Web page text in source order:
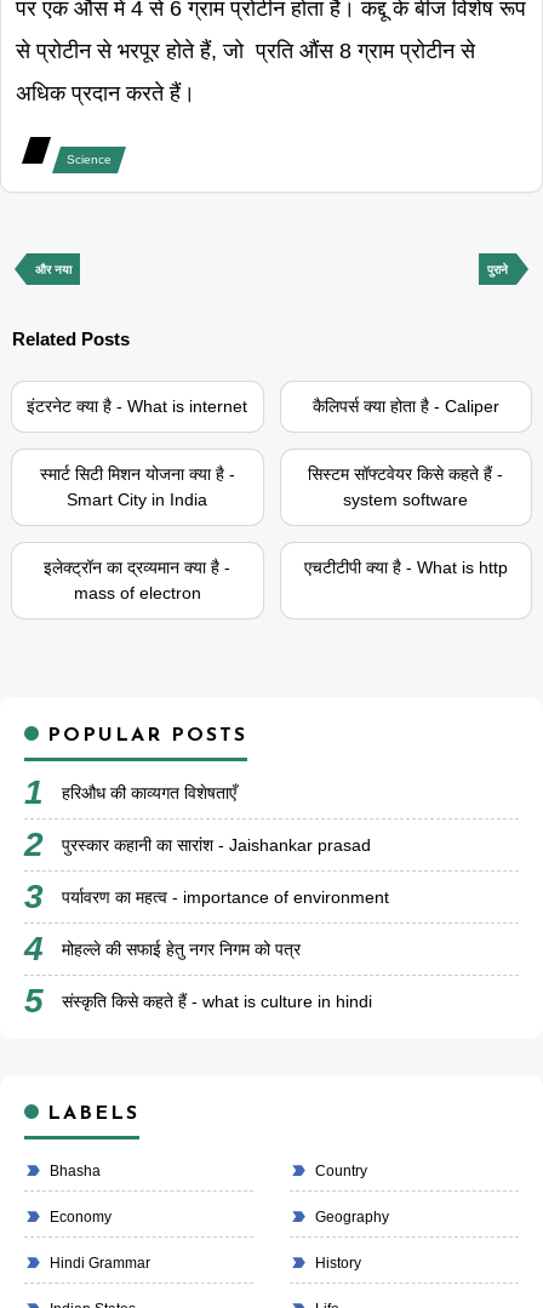
पर एक औंस में 4 से 6 ग्राम प्रोटीन होता है। कद्दू के बीज विशेष रूप
से प्रोटीन से भरपूर होते हैं, जो प्रति औंस 8 ग्राम प्रोटीन से
अधिक प्रदान करते हैं।
Science
और नया पुराने
Related Posts
इंटरनेट क्या है - What is internet कैलिपर्स क्या होता है - Caliper
स्मार्ट सिटी मिशन योजना क्या है -
Smart City in India
सिस्टम सॉफ्टवेयर किसे कहते हैं -
system software
इलेक्ट्रॉन का द्रव्यमान क्या है -
mass of electron
एचटीटीपी क्या है - What is http
POPULAR POSTS
हरिऔध की काव्यगत विशेषताएँ
पुरस्कार कहानी का सारांश - Jaishankar prasad
पर्यावरण का महत्व - importance of environment
मोहल्ले की सफाई हेतु नगर निगम को पत्र
संस्कृति किसे कहते हैं - what is culture in hindi
LABELS
Bhasha Country
Economy Geography
Hindi Grammar History